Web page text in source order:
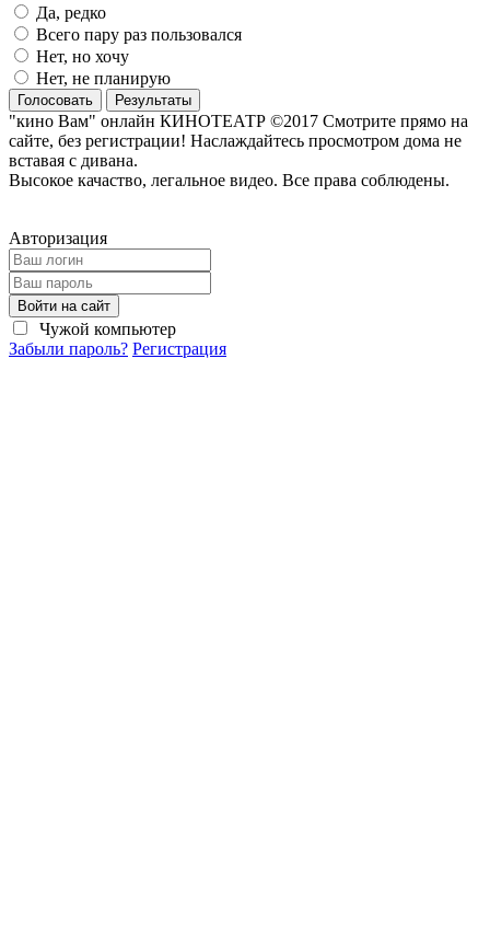
Да, редко
Всего пару раз пользовался
Нет, но хочу
Нет, не планирую
Голосовать Результаты
"кино Вам" онлайн КИНОТЕАТР ©2017 Смотрите прямо на
сайте, без регистрации! Наслаждайтесь просмотром дома не
вставая с дивана.
Высокое качаство, легальное видео. Все права соблюдены.
Авторизация
Войти на сайт
Чужой компьютер
Забыли пароль? Регистрация